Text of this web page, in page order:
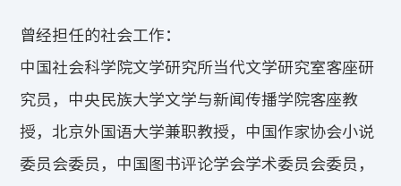
曾经担任的社会工作：
中国社会科学院文学研究所当代文学研究室客座研
究员，中央民族大学文学与新闻传播学院客座教
授，北京外国语大学兼职教授，中国作家协会小说
委员会委员，中国图书评论学会学术委员会委员，